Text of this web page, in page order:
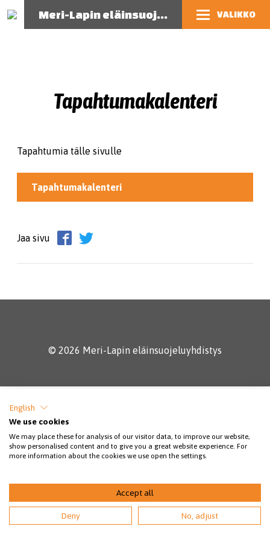
Meri-Lapin eläinsuojeluyhdistys VALIKKO
Tapahtumakalenteri
Tapahtumia tälle sivulle
Tapahtumakalenteri
Jaa sivu
© 2026 Meri-Lapin eläinsuojeluyhdistys
English
We use cookies
We may place these for analysis of our visitor data, to improve our website,
show personalised content and to give you a great website experience. For
more information about the cookies we use open the settings.
Accept all
Deny No, adjust